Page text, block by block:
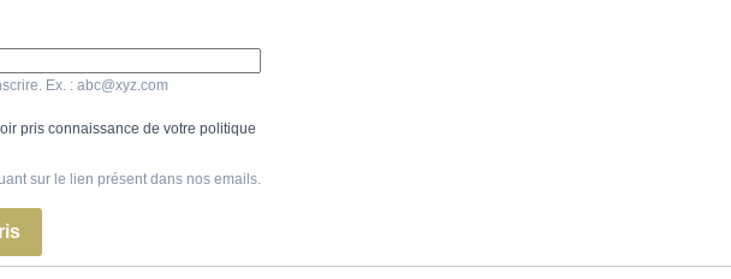
Ex. : abc@xyz.com
pris connaissance de votre politique
sur le lien présent dans nos emails.